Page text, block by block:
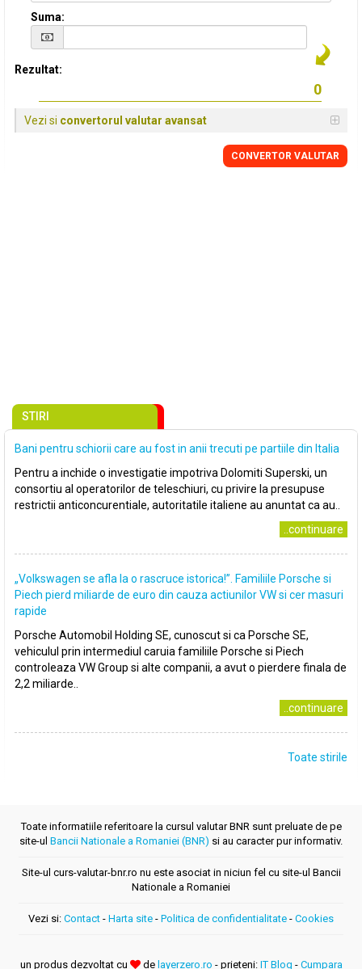
Suma:
Rezultat:
Vezi si convertorul valutar avansat
CONVERTOR VALUTAR
STIRI
Bani pentru schiorii care au fost in anii trecuti pe partiile din Italia
Pentru a inchide o investigatie impotriva Dolomiti Superski, un
consortiu al operatorilor de teleschiuri, cu privire la presupuse
restrictii anticoncurentiale, autoritatile italiene au anuntat ca au..
..continuare
„Volkswagen se afla la o rascruce istorica!”. Familiile Porsche si
Piech pierd miliarde de euro din cauza actiunilor VW si cer masuri
rapide
Porsche Automobil Holding SE, cunoscut si ca Porsche SE,
vehiculul prin intermediul caruia familiile Porsche si Piech
controleaza VW Group si alte companii, a avut o pierdere finala de
2,2 miliarde..
..continuare
Toate stirile
Toate informatiile referitoare la cursul valutar BNR sunt preluate de pe
site-ul Bancii Nationale a Romaniei (BNR) si au caracter pur informativ.
Site-ul curs-valutar-bnr.ro nu este asociat in niciun fel cu site-ul Bancii
Nationale a Romaniei
Vezi si: Contact - Harta site - Politica de confidentialitate - Cookies
un produs dezvoltat cu de layerzero.ro - prieteni: IT Blog - Cumpara